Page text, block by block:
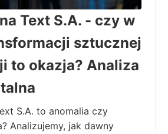
Text S.A. - czy w
sztucznej
to okazja? Analiza
S.A. to anomalia czy
Analizujemy, jak dawny